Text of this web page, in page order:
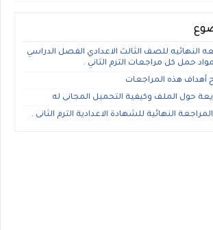
النهائيه للصف الثالث الاعدادي الفصل الدراسي
حمل كل مراجعات الترم الثاني .
هذه المراجعات
حول الملف وكيفية التحميل المجانى له
النهائية للشهادة الاعدادية الترم الثانى .